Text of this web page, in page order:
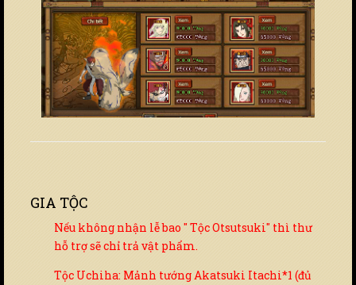
GIA TỘC
Nếu không nhận lễ bao " Tộc Otsutsuki" thì thư
hỗ trợ sẽ chỉ trả vật phẩm.
Tộc Uchiha: Mảnh tướng Akatsuki Itachi*1 (đủ